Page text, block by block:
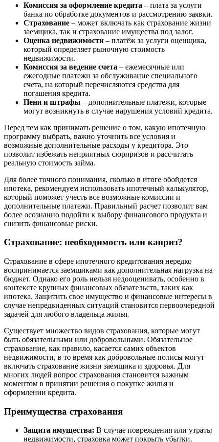
Комиссия за оформление кредита – плата за услуги
банка по обработке документов и рассмотрению заявки.
Страхование – может включать как страхование жизни
заемщика, так и страхование имущества под залог.
Оценка недвижимости – платёж за услуги оценщика,
который определяет рыночную стоимость
недвижимости.
Комиссия за ведение счета – ежемесячные или
ежегодные платежи за обслуживание специального
счета, на который перечисляются средства для
погашения кредита.
Пени и штрафы – дополнительные платежи, которые
могут возникнуть в случае нарушения условий кредита.
Перед тем как принимать решение о том, какую ипотечную
программу выбрать, важно уточнить все условия и
возможные дополнительные расходы у кредитора. Это
позволит избежать неприятных сюрпризов и рассчитать
реальную стоимость займа.
Для более точного понимания, сколько в итоге обойдется
ипотека, рекомендуем использовать ипотечный калькулятор,
который поможет учесть все возможные комиссии и
дополнительные платежи. Правильный расчет позволит вам
более осознанно подойти к выбору финансового продукта и
снизить финансовые риски.
Страхование: необходимость или каприз?
Страхование в сфере ипотечного кредитования нередко
воспринимается заемщиками как дополнительная нагрузка на
бюджет. Однако его роль нельзя недооценивать, особенно в
контексте крупных финансовых обязательств, таких как
ипотека. Защитить свое имущество и финансовые интересы в
случае непредвиденных ситуаций становится первоочередной
задачей для любого владельца жилья.
Существует множество видов страхования, которые могут
быть обязательными или добровольными. Обязательное
страхование, как правило, касается самих объектов
недвижимости, в то время как добровольные полисы могут
включать страхование жизни заемщика и здоровья. Для
многих людей вопрос страхования становится важным
моментом в принятии решения о покупке жилья и
оформлении кредита.
Преимущества страхования
Защита имущества: В случае повреждения или утраты
недвижимости, страховка может покрыть убытки.